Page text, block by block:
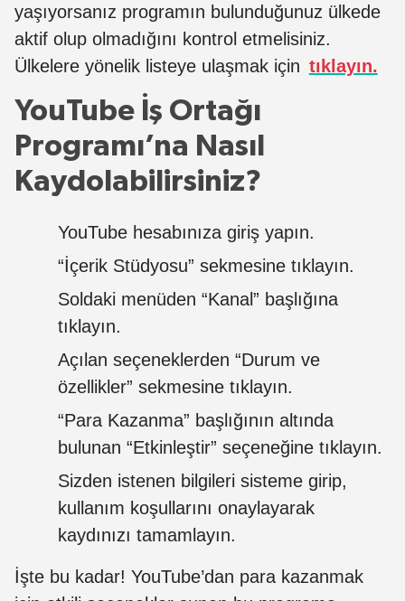
yaşıyorsanız programın bulunduğunuz ülkede
aktif olup olmadığını kontrol etmelisiniz.
Ülkelere yönelik listeye ulaşmak için tıklayın.
YouTube İş Ortağı
Programı’na Nasıl
Kaydolabilirsiniz?
YouTube hesabınıza giriş yapın.
“İçerik Stüdyosu” sekmesine tıklayın.
Soldaki menüden “Kanal” başlığına
tıklayın.
Açılan seçeneklerden “Durum ve
özellikler” sekmesine tıklayın.
“Para Kazanma” başlığının altında
bulunan “Etkinleştir” seçeneğine tıklayın.
Sizden istenen bilgileri sisteme girip,
kullanım koşullarını onaylayarak
kaydınızı tamamlayın.
İşte bu kadar! YouTube’dan para kazanmak